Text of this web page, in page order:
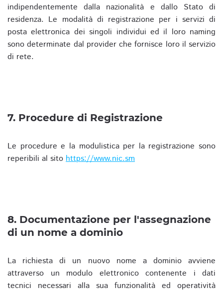
indipendentemente dalla nazionalità e dallo Stato di
residenza. Le modalità di registrazione per i servizi di
posta elettronica dei singoli individui ed il loro naming
sono determinate dal provider che fornisce loro il servizio
di rete.
7. Procedure di Registrazione
Le procedure e la modulistica per la registrazione sono
reperibili al sito https://www.nic.sm
8. Documentazione per l'assegnazione
di un nome a dominio
La richiesta di un nuovo nome a dominio avviene
attraverso un modulo elettronico contenente i dati
tecnici necessari alla sua funzionalità ed operatività